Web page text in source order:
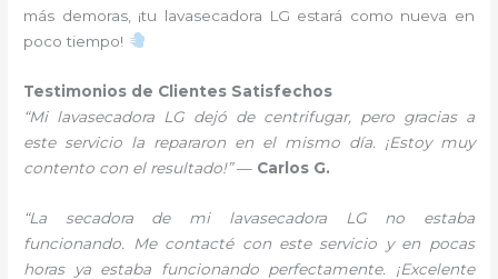
más demoras, ¡tu lavasecadora LG estará como nueva en
poco tiempo!
Testimonios de Clientes Satisfechos
“Mi lavasecadora LG dejó de centrifugar, pero gracias a
este servicio la repararon en el mismo día. ¡Estoy muy
contento con el resultado!”— Carlos G.
“La secadora de mi lavasecadora LG no estaba
funcionando. Me contacté con este servicio y en pocas
horas ya estaba funcionando perfectamente. ¡Excelente